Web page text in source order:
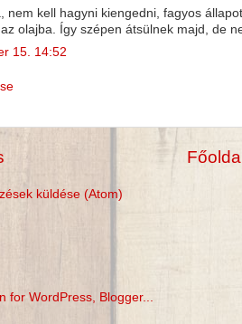
nem kell hagyni kiengedni, fagyos
olajba. Így szépen átsülnek majd, de
15. 14:52
Főoldal
küldése (Atom)